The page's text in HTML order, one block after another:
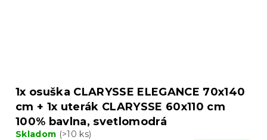
1x osuška CLARYSSE ELEGANCE 70x140
cm + 1x uterák CLARYSSE 60x110 cm
100% bavlna, svetlomodrá
Skladom (>10 ks)